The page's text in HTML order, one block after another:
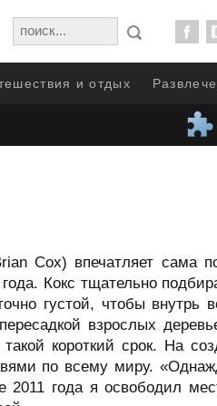
и отдых
Cox) впечатляет сама
Кокс тщательно
густой, чтобы внутрь
взрослых
короткий срок. На
по всему миру.
года я освободил